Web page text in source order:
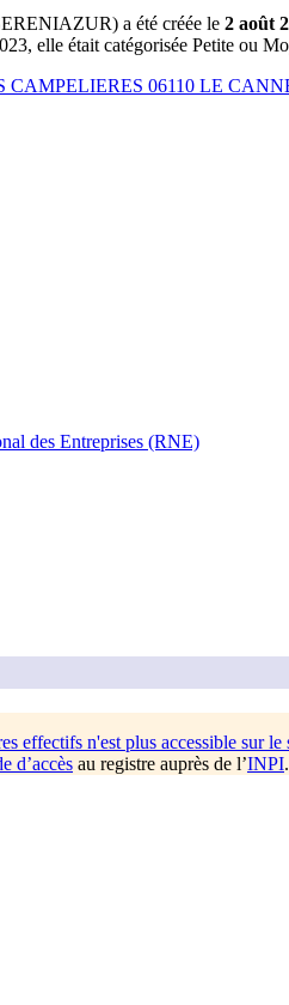
a été créée le 2 août
elle était catégorisée Petite ou
CAMPELIERES 06110 LE
des Entreprises (RNE)
effectifs n'est plus accessible sur le
d’accès au registre auprès de l’INPI.